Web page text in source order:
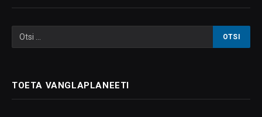
TOETA VANGLAPLANEETI